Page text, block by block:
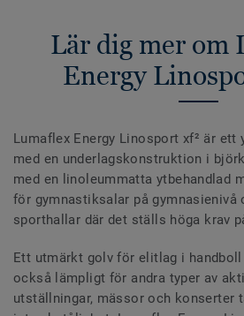
Lär dig mer om
Energy
Lumaflex Energy Linosport xf² är
med en underlagskonstruktion i
med en linoleummatta ytbehandlad
för gymnastiksalar på gymnasienivå
sporthallar där det ställs höga krav
Ett utmärkt golv för elitlag i
också lämpligt för andra typer av
utställningar, mässor och konserter